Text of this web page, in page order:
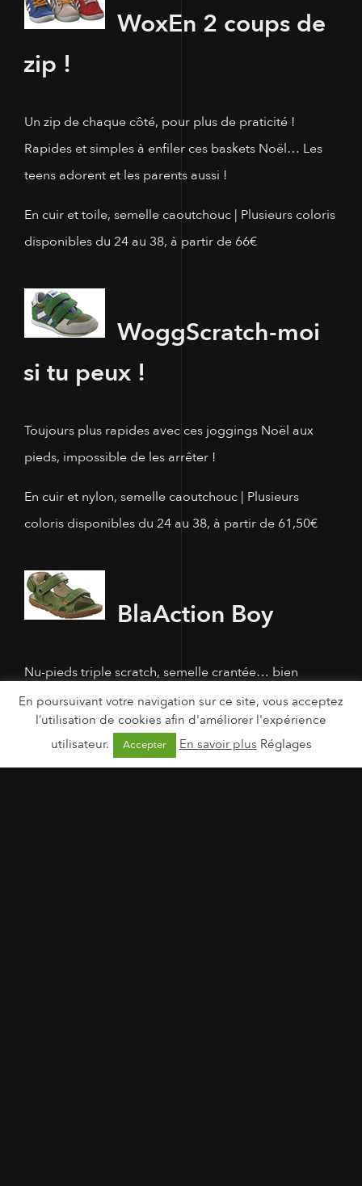
WoxEn 2 coups de
zip !
Un zip de chaque côté, pour plus de praticité !
Rapides et simples à enfiler ces baskets Noël… Les
teens adorent et les parents aussi !
En cuir et toile, semelle caoutchouc | Plusieurs coloris
disponibles du 24 au 38, à partir de 66€
WoggScratch-moi
si tu peux !
Toujours plus rapides avec ces joggings Noël aux
pieds, impossible de les arrêter !
En cuir et nylon, semelle caoutchouc | Plusieurs
coloris disponibles du 24 au 38, à partir de 61,50€
BlaAction Boy
Nu-pieds triple scratch, semelle crantée… bien
chaussé en Noël = 0 faux pas cet été.
En cuir doublé peau, semelle crantée caoutchouc |
Plusieurs coloris disponibles du 24 au 38, à partir de
En poursuivant votre navigation sur ce site, vous acceptez
l’utilisation de cookies afin d'améliorer l'expérience
utilisateur.
Accepter En savoir plus Réglages